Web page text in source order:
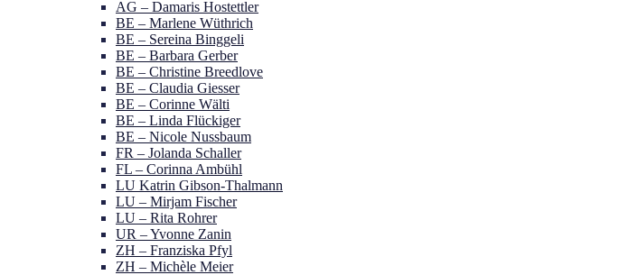
AG – Damaris Hostettler
BE – Marlene Wüthrich
BE – Sereina Binggeli
BE – Barbara Gerber
BE – Christine Breedlove
BE – Claudia Giesser
BE – Corinne Wälti
BE – Linda Flückiger
BE – Nicole Nussbaum
FR – Jolanda Schaller
FL – Corinna Ambühl
LU Katrin Gibson-Thalmann
LU – Mirjam Fischer
LU – Rita Rohrer
UR – Yvonne Zanin
ZH – Franziska Pfyl
ZH – Michèle Meier